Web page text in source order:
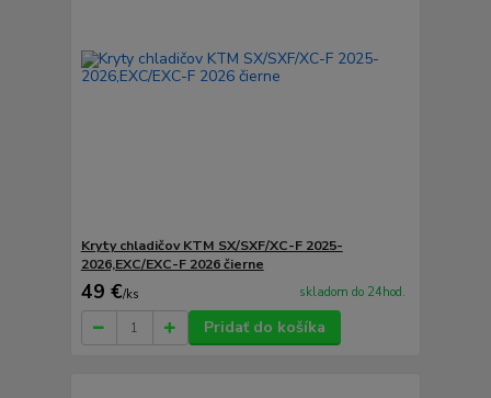
Kryty chladičov KTM SX/SXF/XC-F 2025-
2026,EXC/EXC-F 2026 čierne
49 €/ks skladom do 24hod.
Pridať do košíka